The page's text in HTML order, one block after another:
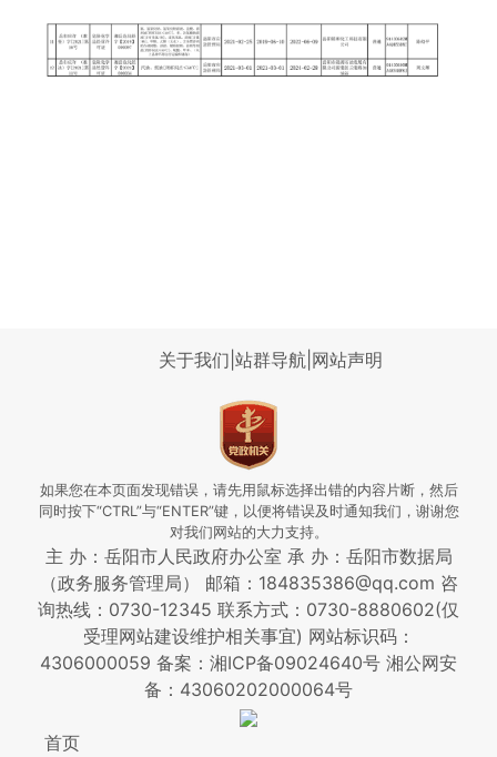
关于我们 站群导航 网站声明
如果您在本页面发现错误，请先用鼠标选择出错的内容片断，然后
同时按下“CTRL”与“ENTER”键，以便将错误及时通知我们，谢谢您
对我们网站的大力支持。
主 办：岳阳市人民政府办公室 承 办：岳阳市数据局
（政务服务管理局） 邮箱：184835386@qq.com 咨
询热线：0730-12345 联系方式：0730-8880602(仅
受理网站建设维护相关事宜) 网站标识码：
4306000059 备案：湘ICP备09024640号 湘公网安
备：43060202000064号
首页